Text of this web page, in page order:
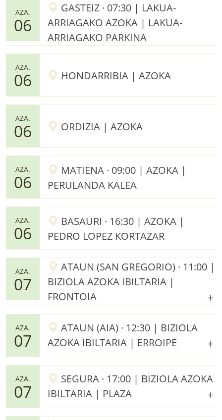
AZA.
06
GASTEIZ · 07:30 | LAKUA-
ARRIAGAKO AZOKA | LAKUA-
ARRIAGAKO PARKINA
AZA.
06 HONDARRIBIA | AZOKA
AZA.
06 ORDIZIA | AZOKA
AZA.
06
MATIENA · 09:00 | AZOKA |
PERULANDA KALEA
AZA.
06
BASAURI · 16:30 | AZOKA |
PEDRO LOPEZ KORTAZAR
AZA.
07
ATAUN (SAN GREGORIO) · 11:00 |
BIZIOLA AZOKA IBILTARIA |
FRONTOIA
AZA.
07
ATAUN (AIA) · 12:30 | BIZIOLA
AZOKA IBILTARIA | ERROIPE
AZA.
07
SEGURA · 17:00 | BIZIOLA AZOKA
IBILTARIA | PLAZA